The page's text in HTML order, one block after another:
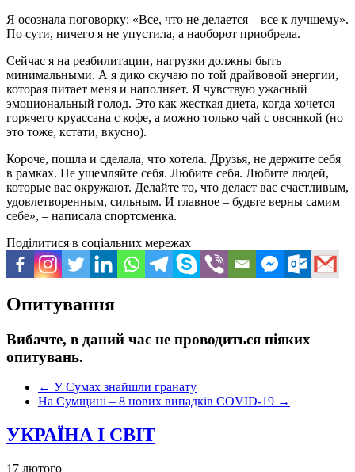
Я осознала поговорку: «Все, что не делается – все к лучшему».
По сути, ничего я не упустила, а наоборот приобрела.
Сейчас я на реабилитации, нагрузки должны быть
минимальными. А я дико скучаю по той драйвовой энергии,
которая питает меня и наполняет. Я чувствую ужасный
эмоциональный голод. Это как жесткая диета, когда хочется
горячего круассана с кофе, а можно только чай с овсянкой (но
это тоже, кстати, вкусно).
Короче, пошла и сделала, что хотела. Друзья, не держите себя
в рамках. Не ущемляйте себя. Любите себя. Любите людей,
которые вас окружают. Делайте то, что делает вас счастливым,
удовлетворенным, сильным. И главное – будьте верны самим
себе», – написала спортсменка.
Поділитися в соціальних мережах
Опитування
Вибачте, в даний час не проводиться ніяких
опитувань.
← У Сумах знайшли гранату
На Сумщині – 8 нових випадків COVID-19 →
УКРАЇНА І СВІТ
17 лютого